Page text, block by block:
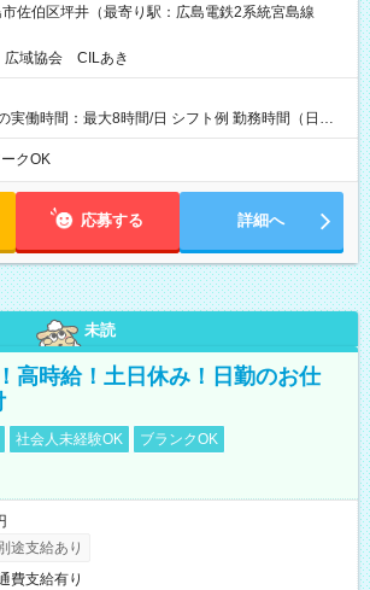
市佐伯区坪井（最寄り駅：広島電鉄2系統宮島線
広域協会 CILあき
実働時間：最大8時間/日 シフト例 勤務時間（日
18時 （実働時間8時間 待機休憩2時間）（日勤1回
2万円）
クOK
応募する 詳細へ
未読
高時給！土日休み！日勤のお仕
社会人未経験OK
ブランクOK
途支給あり
費支給有り